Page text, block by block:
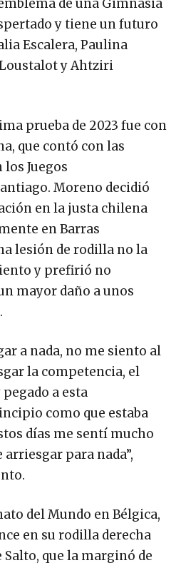
de una Gimnasia
y tiene un futuro
Escalera, Paulina
Loustalot y Ahtziri
prueba de 2023 fue con
que contó con las
Juegos
Moreno decidió
en la justa chilena
en Barras
lesión de rodilla no la
y prefirió no
mayor daño a unos
a nada, no me siento al
la competencia, el
a esta
como que estaba
días me sentí mucho
para nada”,
del Mundo en Bélgica,
en su rodilla derecha
que la marginó de